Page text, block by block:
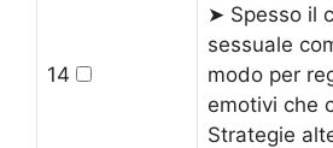
14
➤ Spesso il
sessuale
modo per
emotivi che
Strategie